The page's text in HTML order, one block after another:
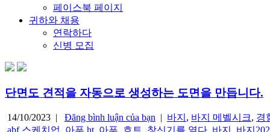
페이스북 페이지
귀하와 채용
연락하다
신병 모집
단면도 견적을 자동으로 생성하는 도면을 만듭니다.
14/10/2023 | Đăng bình luận của bạn | 바지 , 바지 메벨시크, 경